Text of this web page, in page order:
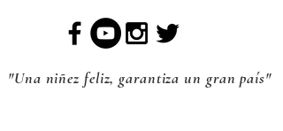
"Una niñez feliz, garantiza un gran país"